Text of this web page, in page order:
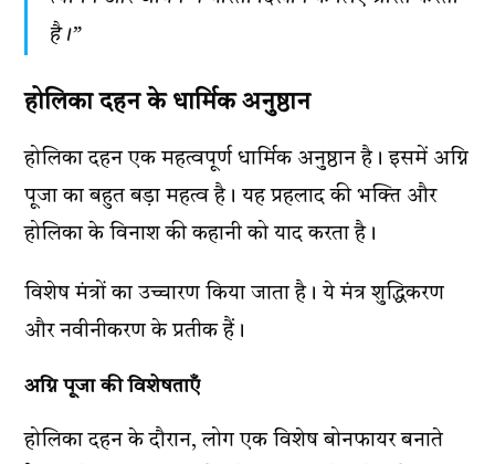
है।”
होलिका दहन के धार्मिक अनुष्ठान
होलिका दहन एक महत्वपूर्ण धार्मिक अनुष्ठान है। इसमें अग्नि
पूजा का बहुत बड़ा महत्व है। यह प्रहलाद की भक्ति और
होलिका के विनाश की कहानी को याद करता है।
विशेष मंत्रों का उच्चारण किया जाता है। ये मंत्र शुद्धिकरण
और नवीनीकरण के प्रतीक हैं।
अग्नि पूजा की विशेषताएँ
होलिका दहन के दौरान, लोग एक विशेष बोनफायर बनाते